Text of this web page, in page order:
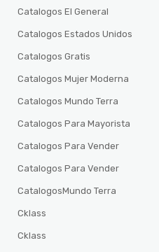
Catalogos El General
Catalogos Estados Unidos
Catalogos Gratis
Catalogos Mujer Moderna
Catalogos Mundo Terra
Catalogos Para Mayorista
Catalogos Para Vender
Catalogos Para Vender
CatalogosMundo Terra
Cklass
Cklass